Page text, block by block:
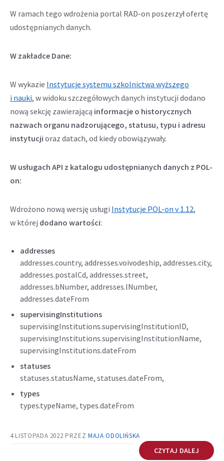
W ramach tego wdrożenia portal RAD-on poszerzył ofertę
udostępnianych danych.
W zakładce Dane:
W wykazie Instytucje systemu szkolnictwa wyższego
i nauki, w widoku szczegółowych danych instytucji dodano
nową sekcję zawierającą informacje o historycznych
nazwach organu nadzorującego, statusu, typu i adresu
instytucji oraz datach, od kiedy obowiązywały.
W usługach API z katalogu udostępnianych danych z POL-
on:
Wdrożono nową wersję usługi Instytucje POL-on v 1.12,
w której dodano wartości:
addresses
addresses.country, addresses.voivodeship, addresses.city,
addresses.postalCd, addresses.street,
addresses.bNumber, addresses.lNumber,
addresses.dateFrom
supervisingInstitutions
supervisingInstitutions.supervisingInstitutionID,
supervisingInstitutions.supervisingInstitutionName,
supervisingInstitutions.dateFrom
statuses
statuses.statusName, statuses.dateFrom,
types
types.typeName, types.dateFrom
4 LISTOPADA 2022 PRZEZ MAJA ODOLIŃSKA
CZYTAJ DALEJ